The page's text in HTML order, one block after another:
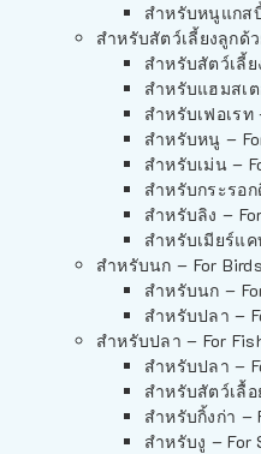
สำหรับหนูแกส
สำหรับสัตว์เลี้ยงลูกด้
สำหรับสัตว์เลี้
สำหรับแฮมสเ
สำหรับเฟอเรท
สำหรับหนู –
สำหรับเม่น –
สำหรับกระรอ
สำหรับลิง –
สำหรับเมียร์แ
สำหรับนก – For Birds
สำหรับนก –
สำหรับปลา –
สำหรับปลา – For
สำหรับปลา –
สำหรับสัตว์เลื้
สำหรับกิ้งก่า –
สำหรับงู – For